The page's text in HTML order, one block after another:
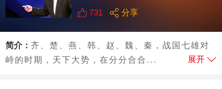
731 分享
简介：齐、楚、燕、韩、赵、魏、秦，战国七雄对
峙的时期，天下大势，在分分合合...
展开